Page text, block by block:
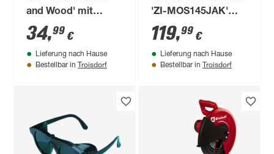
and Wood' mit
Absenkautomatik
Duroplast
34,99 €
Lieferung nach Hause
Bestellbar in Troisdorf
'ZI-MOS145JAK'
1450 W, 2-Takt-
Motor
119,99 €
Lieferung nach Hause
Bestellbar in Troisdorf